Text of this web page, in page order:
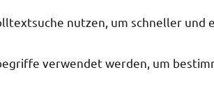
nutzen, um schneller und
verwendet werden, um